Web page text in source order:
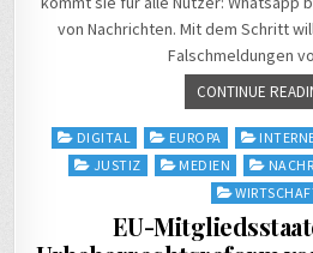
von Nachrichten. Mit dem Schritt
Falschmeldungen
CONTINUE
PostedDIGITAL EUROPA
JUSTIZ
MEDIEN
EU-